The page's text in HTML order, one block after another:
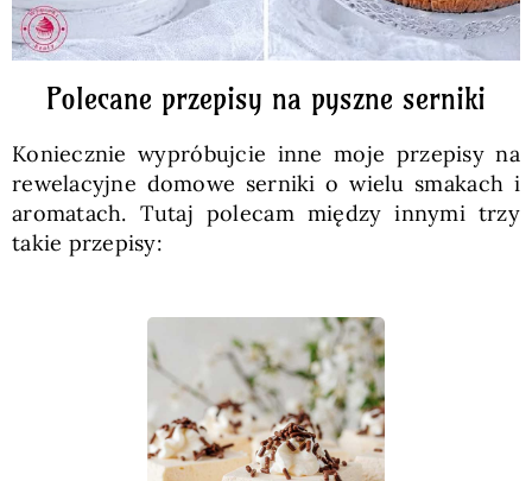
Polecane przepisy na pyszne serniki
Koniecznie wypróbujcie inne moje przepisy na
rewelacyjne domowe serniki o wielu smakach i
aromatach. Tutaj polecam między innymi trzy
takie przepisy: